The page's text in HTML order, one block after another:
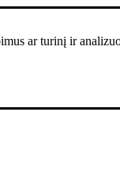
ar turinį ir